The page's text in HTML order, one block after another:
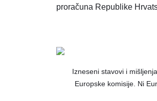
proračuna Republike
Izneseni stavovi i
Europske komisije. Ni